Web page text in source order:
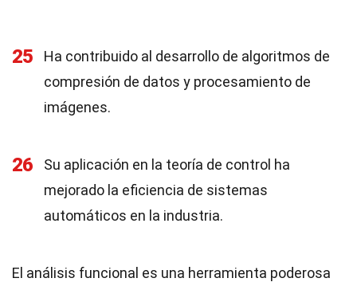
25
Ha contribuido al desarrollo de algoritmos de
compresión de datos y procesamiento de
imágenes.
26
Su aplicación en la teoría de control ha
mejorado la eficiencia de sistemas
automáticos en la industria.
El análisis funcional es una herramienta poderosa